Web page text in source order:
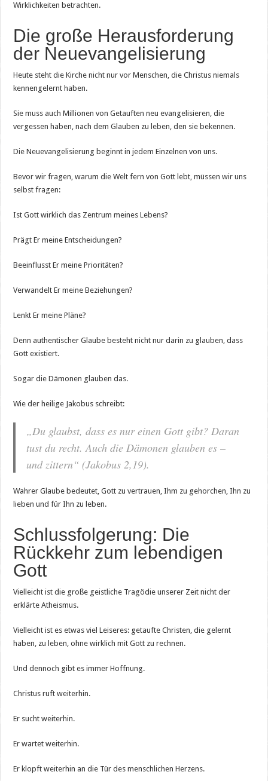
Wirklichkeiten betrachten.
Die große Herausforderung
der Neuevangelisierung
Heute steht die Kirche nicht nur vor Menschen, die Christus niemals
kennengelernt haben.
Sie muss auch Millionen von Getauften neu evangelisieren, die
vergessen haben, nach dem Glauben zu leben, den sie bekennen.
Die Neuevangelisierung beginnt in jedem Einzelnen von uns.
Bevor wir fragen, warum die Welt fern von Gott lebt, müssen wir uns
selbst fragen:
Ist Gott wirklich das Zentrum meines Lebens?
Prägt Er meine Entscheidungen?
Beeinflusst Er meine Prioritäten?
Verwandelt Er meine Beziehungen?
Lenkt Er meine Pläne?
Denn authentischer Glaube besteht nicht nur darin zu glauben, dass
Gott existiert.
Sogar die Dämonen glauben das.
Wie der heilige Jakobus schreibt:
„Du glaubst, dass es nur einen Gott gibt? Daran
tust du recht. Auch die Dämonen glauben es –
und zittern“ (Jakobus 2,19).
Wahrer Glaube bedeutet, Gott zu vertrauen, Ihm zu gehorchen, Ihn zu
lieben und für Ihn zu leben.
Schlussfolgerung: Die
Rückkehr zum lebendigen
Gott
Vielleicht ist die große geistliche Tragödie unserer Zeit nicht der
erklärte Atheismus.
Vielleicht ist es etwas viel Leiseres: getaufte Christen, die gelernt
haben, zu leben, ohne wirklich mit Gott zu rechnen.
Und dennoch gibt es immer Hoffnung.
Christus ruft weiterhin.
Er sucht weiterhin.
Er wartet weiterhin.
Er klopft weiterhin an die Tür des menschlichen Herzens.